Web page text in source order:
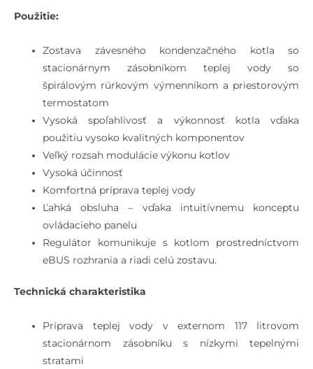
Použitie:
Zostava závesného kondenzačného kotla so
stacionárnym zásobníkom teplej vody so
špirálovým rúrkovým výmenníkom a priestorovým
termostatom
Vysoká spoľahlivosť a výkonnosť kotla vďaka
použitiu vysoko kvalitných komponentov
Veľký rozsah modulácie výkonu kotlov
Vysoká účinnosť
Komfortná príprava teplej vody
Ľahká obsluha – vďaka intuitívnemu konceptu
ovládacieho panelu
Regulátor komunikuje s kotlom prostredníctvom
eBUS rozhrania a riadi celú zostavu.
Technická charakteristika
Príprava teplej vody v externom 117 litrovom
stacionárnom zásobníku s nízkymi tepelnými
stratami